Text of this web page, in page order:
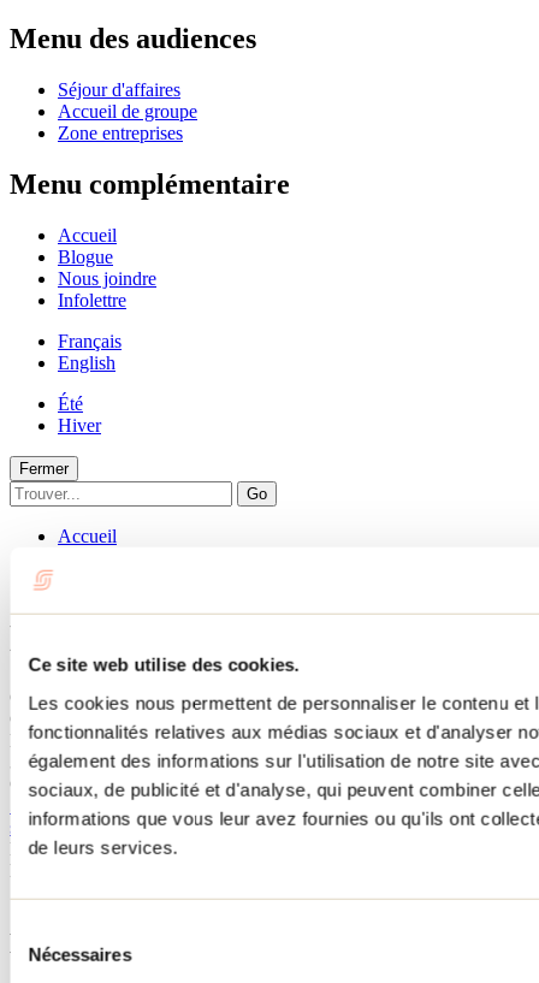
Ce site web utilise des cookies.
Les cookies nous permettent de personnaliser le contenu
fonctionnalités relatives aux médias sociaux et d'analyser
également des informations sur l'utilisation de notre site
sociaux, de publicité et d'analyse, qui peuvent combiner
informations que vous leur avez fournies ou qu'ils ont
de leurs services.
Sélection
du Nécessaires
Menu des audiences
Séjour d'affaires
Accueil de groupe
Zone entreprises
Menu complémentaire
Accueil
Blogue
Nous joindre
Infolettre
Français
English
Été
Hiver
Fermer
Go
Accueil
LE PETIT OUAREAU
Chertsey
Chalets
LE PETIT OUAREAU
3861 avenue du Rang-A
Chertsey, QC J0K3K0
514 998-6313
sylvie_gauthier44@hotmail.com
No d'enregistrement297766
Besoin d'information?
Menu pied de page